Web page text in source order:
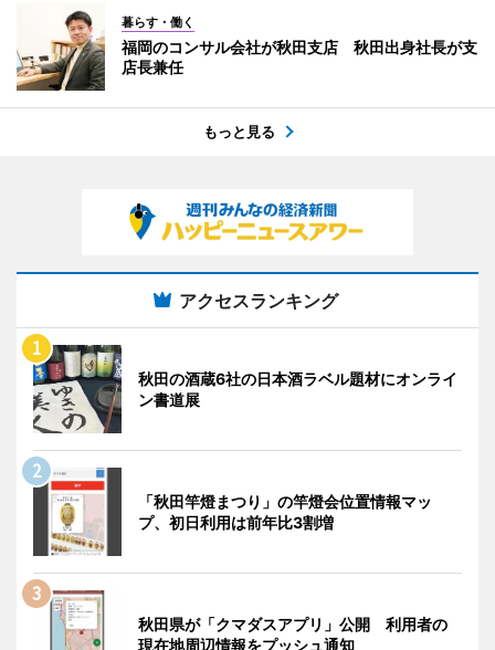
暮らす・働く
福岡のコンサル会社が秋田支店 秋田出身社長が支
店長兼任
もっと見る
アクセスランキング
秋田の酒蔵6社の日本酒ラベル題材にオンライ
ン書道展
「秋田竿燈まつり」の竿燈会位置情報マッ
プ、初日利用は前年比3割増
秋田県が「クマダスアプリ」公開 利用者の
現在地周辺情報をプッシュ通知